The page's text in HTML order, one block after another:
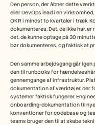
Den person, der åbner dette
eller DevOps lead i en
OKR i mindst to kvartaler i træk.
dokumenteres. Det, de ikke har,
det, de kunne optage på 30
bør dokumenteres, og faktisk at
Den samme arbejdsgang går
den til runbooks for
gennemgange af infrastruktur.
dokumentation af værktøjer, der
systemer faktisk fungerer.
onboarding-dokumentation til
konventioner for codebase og
teams bruger den til at skabe